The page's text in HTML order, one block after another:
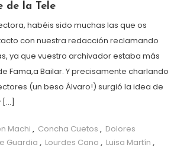
de la Tele
habéis sido muchas las que os
con nuestra redacción reclamando
ya que vuestro archivador estaba más
Fama,a Bailar. Y precisamente charlando
(un beso Álvaro!) surgió la idea de
[…]
Machi , Concha Cuetos , Dolores
Guardia , Lourdes Cano , Luisa Martín ,